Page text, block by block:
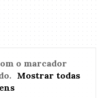
o marcador
. Mostrar todas